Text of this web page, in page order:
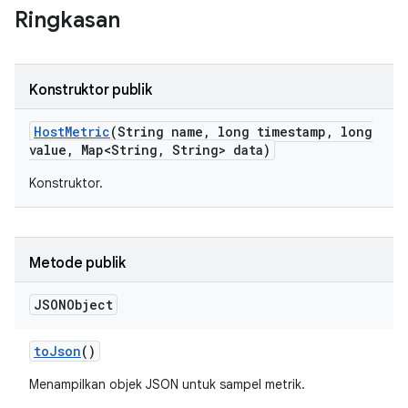
Ringkasan
Konstruktor publik
HostMetric(String name , long timestamp ,
long
value , Map<String , String> data)
Konstruktor.
Metode publik
JSONObject
toJson()
Menampilkan objek JSON untuk sampel metrik.